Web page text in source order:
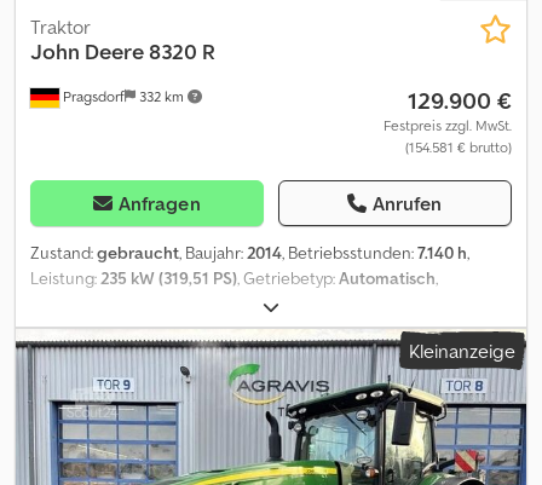
Pragsdorf 332 km
Traktor
John Deere8320 R
129.900 €
Festpreis zzgl. MwSt.
(154.581 € brutto)
Anfragen Anrufen
Zustand:gebraucht, Baujahr:2014, Betriebsstunden:7.140 h,
Leistung:235 kW (319,51 PS), Getriebetyp:Automatisch,
, Hinterreifengröße:
Reifengröße:710/75R42, Ausstattung:Allradantrieb,
Bordcomputer, Druckluftbremse, Kabine, Klimaanlage,
Bereifung (v):710/60R34, Bereifung (h):710/75R42,
Betriebsstunden:7140, Motor-Zylinderanzahl:6, Steuergerät -
Doppelt wirkend (4x), Dreipunkt / Heckhubwerkanhängung,
Elektronische Hubwerksregelung (EHR), Frontgewichte,
Kleinanzeige